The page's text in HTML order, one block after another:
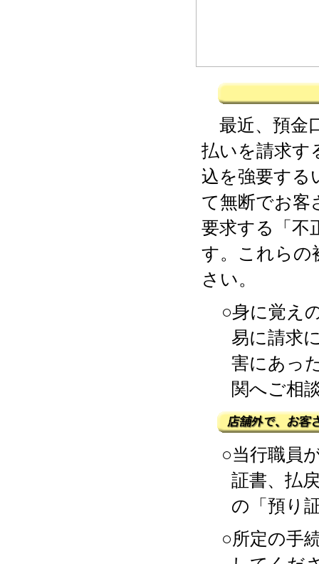
最近、預金
払いを請求す
込を強要する
て無断でお客
要求する「不
す。これらの
さい。
○身に覚え
易に請求
害にあっ
関へご相
○当行職員
証書、払
の「預り
○所定の手